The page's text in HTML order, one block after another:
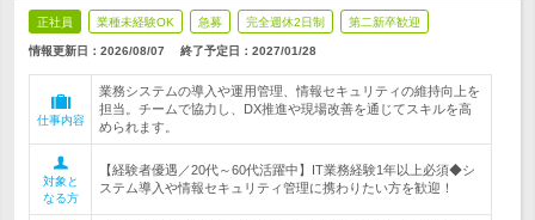
正社員 業種未経験OK 急募 完全週休2日制 第二新卒歓迎
情報更新日：2026/08/07 終了予定日： 2027/01/28
仕事内容
業務システムの導入や運用管理、情報セキュリティの維持向上を
担当。チームで協力し、DX推進や現場改善を通じてスキルを高
められます。
対象と
なる方
【経験者優遇／20代～60代活躍中】IT業務経験1年以上必須◆シ
ステム導入や情報セキュリティ管理に携わりたい方を歓迎！